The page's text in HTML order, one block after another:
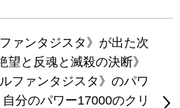
ァンタジスタ》が出た次
と反魂と滅殺の決断》
ファンタジスタ》のパワ
分のパワー17000のクリ